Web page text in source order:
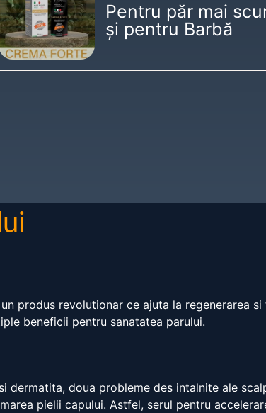
Pentru păr mai
și pentru Barbă
produs revolutionar ce ajuta la regenerarea
beneficii pentru sanatatea parului.
doua probleme des intalnite ale
pielii capului. Astfel, serul pentru